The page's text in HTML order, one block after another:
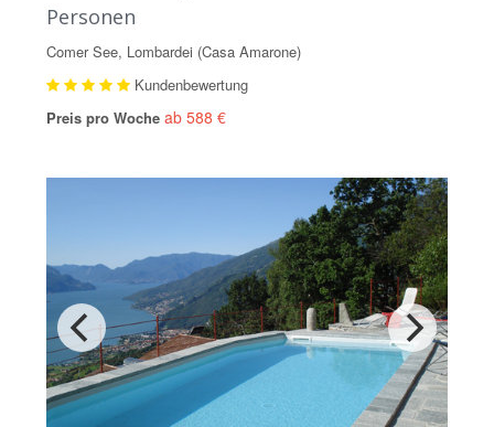
Personen
Comer See, Lombardei (Casa Amarone)
Kundenbewertung
Preis pro Woche ab 588 €